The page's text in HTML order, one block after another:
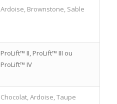
Ardoise, Brownstone, Sable
ProLift™ II, ProLift™ III ou
ProLift™ IV
Chocolat, Ardoise, Taupe